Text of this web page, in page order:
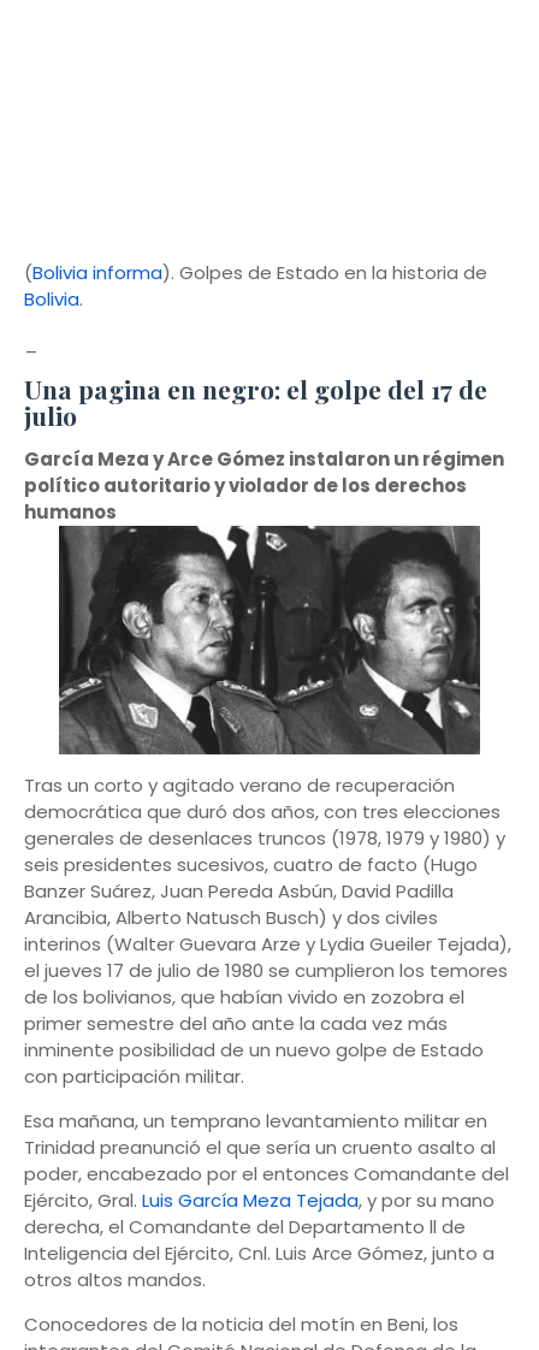
(Bolivia informa). Golpes de Estado en la historia de
Bolivia.
Una pagina en negro: el golpe del 17 de
julio
García Meza y Arce Gómez instalaron un régimen
político autoritario y violador de los derechos
humanos
Tras un corto y agitado verano de recuperación
democrática que duró dos años, con tres elecciones
generales de desenlaces truncos (1978, 1979 y 1980) y
seis presidentes sucesivos, cuatro de facto (Hugo
Banzer Suárez, Juan Pereda Asbún, David Padilla
Arancibia, Alberto Natusch Busch) y dos civiles
interinos (Walter Guevara Arze y Lydia Gueiler Tejada),
el jueves 17 de julio de 1980 se cumplieron los temores
de los bolivianos, que habían vivido en zozobra el
primer semestre del año ante la cada vez más
inminente posibilidad de un nuevo golpe de Estado
con participación militar.
Esa mañana, un temprano levantamiento militar en
Trinidad preanunció el que sería un cruento asalto al
poder, encabezado por el entonces Comandante del
Ejército, Gral. Luis García Meza Tejada, y por su mano
derecha, el Comandante del Departamento ll de
Inteligencia del Ejército, Cnl. Luis Arce Gómez, junto a
otros altos mandos.
Conocedores de la noticia del motín en Beni, los